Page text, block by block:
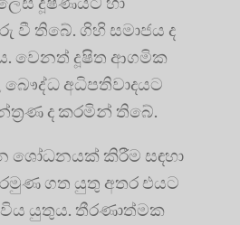
වී තිබේ. ගිහි සමාජය ද
වෙනත් දූෂිත ආගමික
බෞද්ධ අධිපතිවාදයට
ද කරමින් තිබේ.
ශෝධනයක් කිරීම සඳහා
ගත යුතු අතර එයට
විය යුතුය. තීරණාත්මක